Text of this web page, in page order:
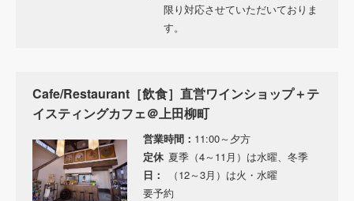
限り対応させていただいておりま
す。
Cafe/Restaurant［飲食］直営ワインショップ＋テ
イスティングカフェ＠上田柳町
営業時間： 11:00～夕方
定休
日：
夏季（4～11月）は水曜、冬季
（12～3月）は火・水曜
要予約